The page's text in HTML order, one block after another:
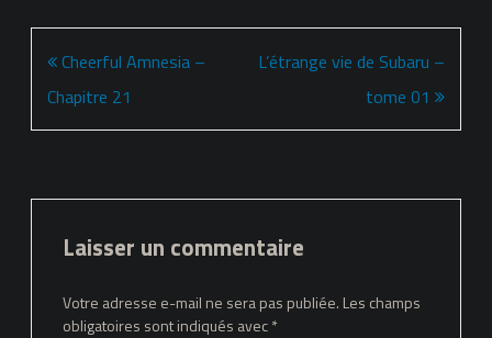
Navigation
de
l’article
Cheerful Amnesia –
Chapitre 21
L’étrange vie de Subaru –
tome 01
Laisser un commentaire
Votre adresse e-mail ne sera pas publiée. Les champs
obligatoires sont indiqués avec*